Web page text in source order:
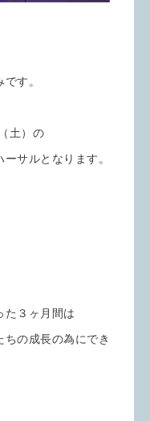
す。
土）の
サルとなります。
た３ヶ月間は
の成長の為にでき